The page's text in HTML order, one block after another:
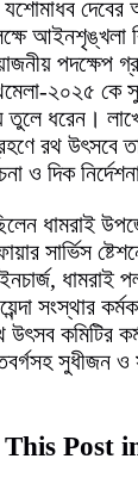
যশোমাধব
আইনশৃঙ্খলা
পদক্ষেপ
২০২৫ কে
তুলে ধরেন।
রথ উৎসবে
ও দিক
ধামরাই
সার্ভিস
ধামরাই
সংস্থার
উৎসব কমিটির
সুধীজন ও
This Post